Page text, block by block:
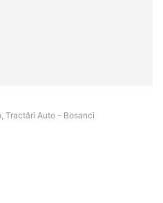
Tractări Auto - Bosanci